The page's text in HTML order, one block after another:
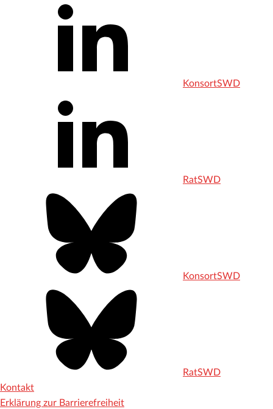
KonsortSWD
RatSWD
KonsortSWD
RatSWD
Kontakt
Erklärung zur Barrierefreiheit